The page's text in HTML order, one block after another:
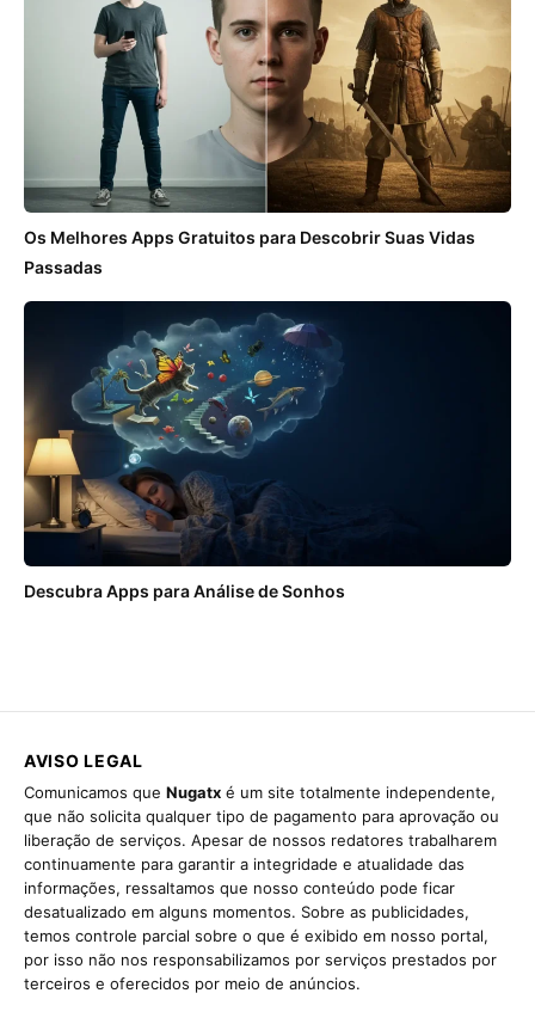
Os Melhores Apps Gratuitos para Descobrir Suas Vidas
Passadas
Descubra Apps para Análise de Sonhos
AVISO LEGAL
Comunicamos que Nugatx é um site totalmente independente,
que não solicita qualquer tipo de pagamento para aprovação ou
liberação de serviços. Apesar de nossos redatores trabalharem
continuamente para garantir a integridade e atualidade das
informações, ressaltamos que nosso conteúdo pode ficar
desatualizado em alguns momentos. Sobre as publicidades,
temos controle parcial sobre o que é exibido em nosso portal,
por isso não nos responsabilizamos por serviços prestados por
terceiros e oferecidos por meio de anúncios.